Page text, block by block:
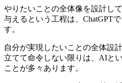
やりたいことの全体像を設計し
与えるという工程は、ChatGPT
す。
自分が実現したいことの全体設
立てて命令しない限りは、AIと
ことが多々あります。